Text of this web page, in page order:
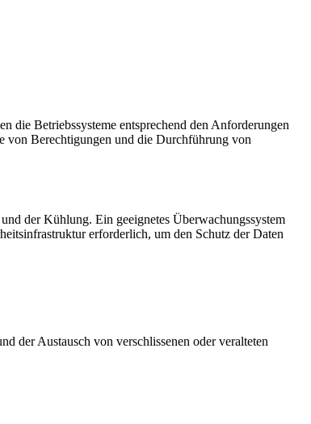
die Betriebssysteme entsprechend den Anforderungen
von Berechtigungen und die Durchführung von
der Kühlung. Ein geeignetes Überwachungssystem
erforderlich, um den Schutz der Daten
der Austausch von verschlissenen oder veralteten